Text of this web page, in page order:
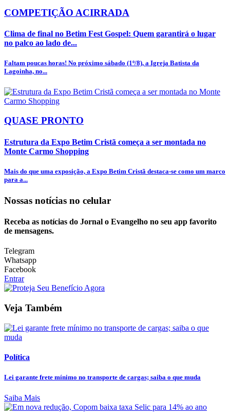
COMPETIÇÃO ACIRRADA
Clima de final no Betim Fest Gospel: Quem garantirá o lugar
no palco ao lado de...
Faltam poucas horas! No próximo sábado (1º/8), a Igreja Batista da
Lagoinha, no...
QUASE PRONTO
Estrutura da Expo Betim Cristã começa a ser montada no
Monte Carmo Shopping
Mais do que uma exposição, a Expo Betim Cristã destaca-se como um marco
para a...
Nossas notícias no celular
Receba as notícias do Jornal o Evangelho no seu app favorito
de mensagens.
Telegram
Whatsapp
Facebook
Entrar
Veja Também
Política
Lei garante frete mínimo no transporte de cargas; saiba o que muda
Saiba Mais